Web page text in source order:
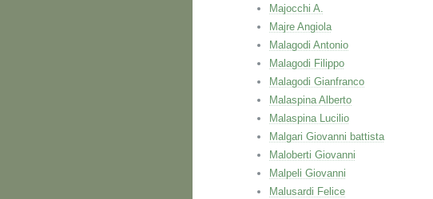
Majocchi A.
Majre Angiola
Malagodi Antonio
Malagodi Filippo
Malagodi Gianfranco
Malaspina Alberto
Malaspina Lucilio
Malgari Giovanni battista
Maloberti Giovanni
Malpeli Giovanni
Malusardi Felice